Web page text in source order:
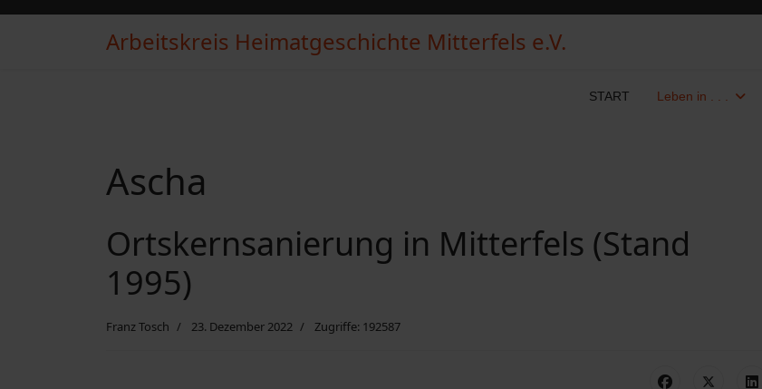
Arbeitskreis Heimatgeschichte Mitterfels e.V.
START Leben in . . .
Ascha
Ortskernsanierung in Mitterfels (Stand
1995)
Franz Tosch 23. Dezember 2022 Zugriffe: 192587